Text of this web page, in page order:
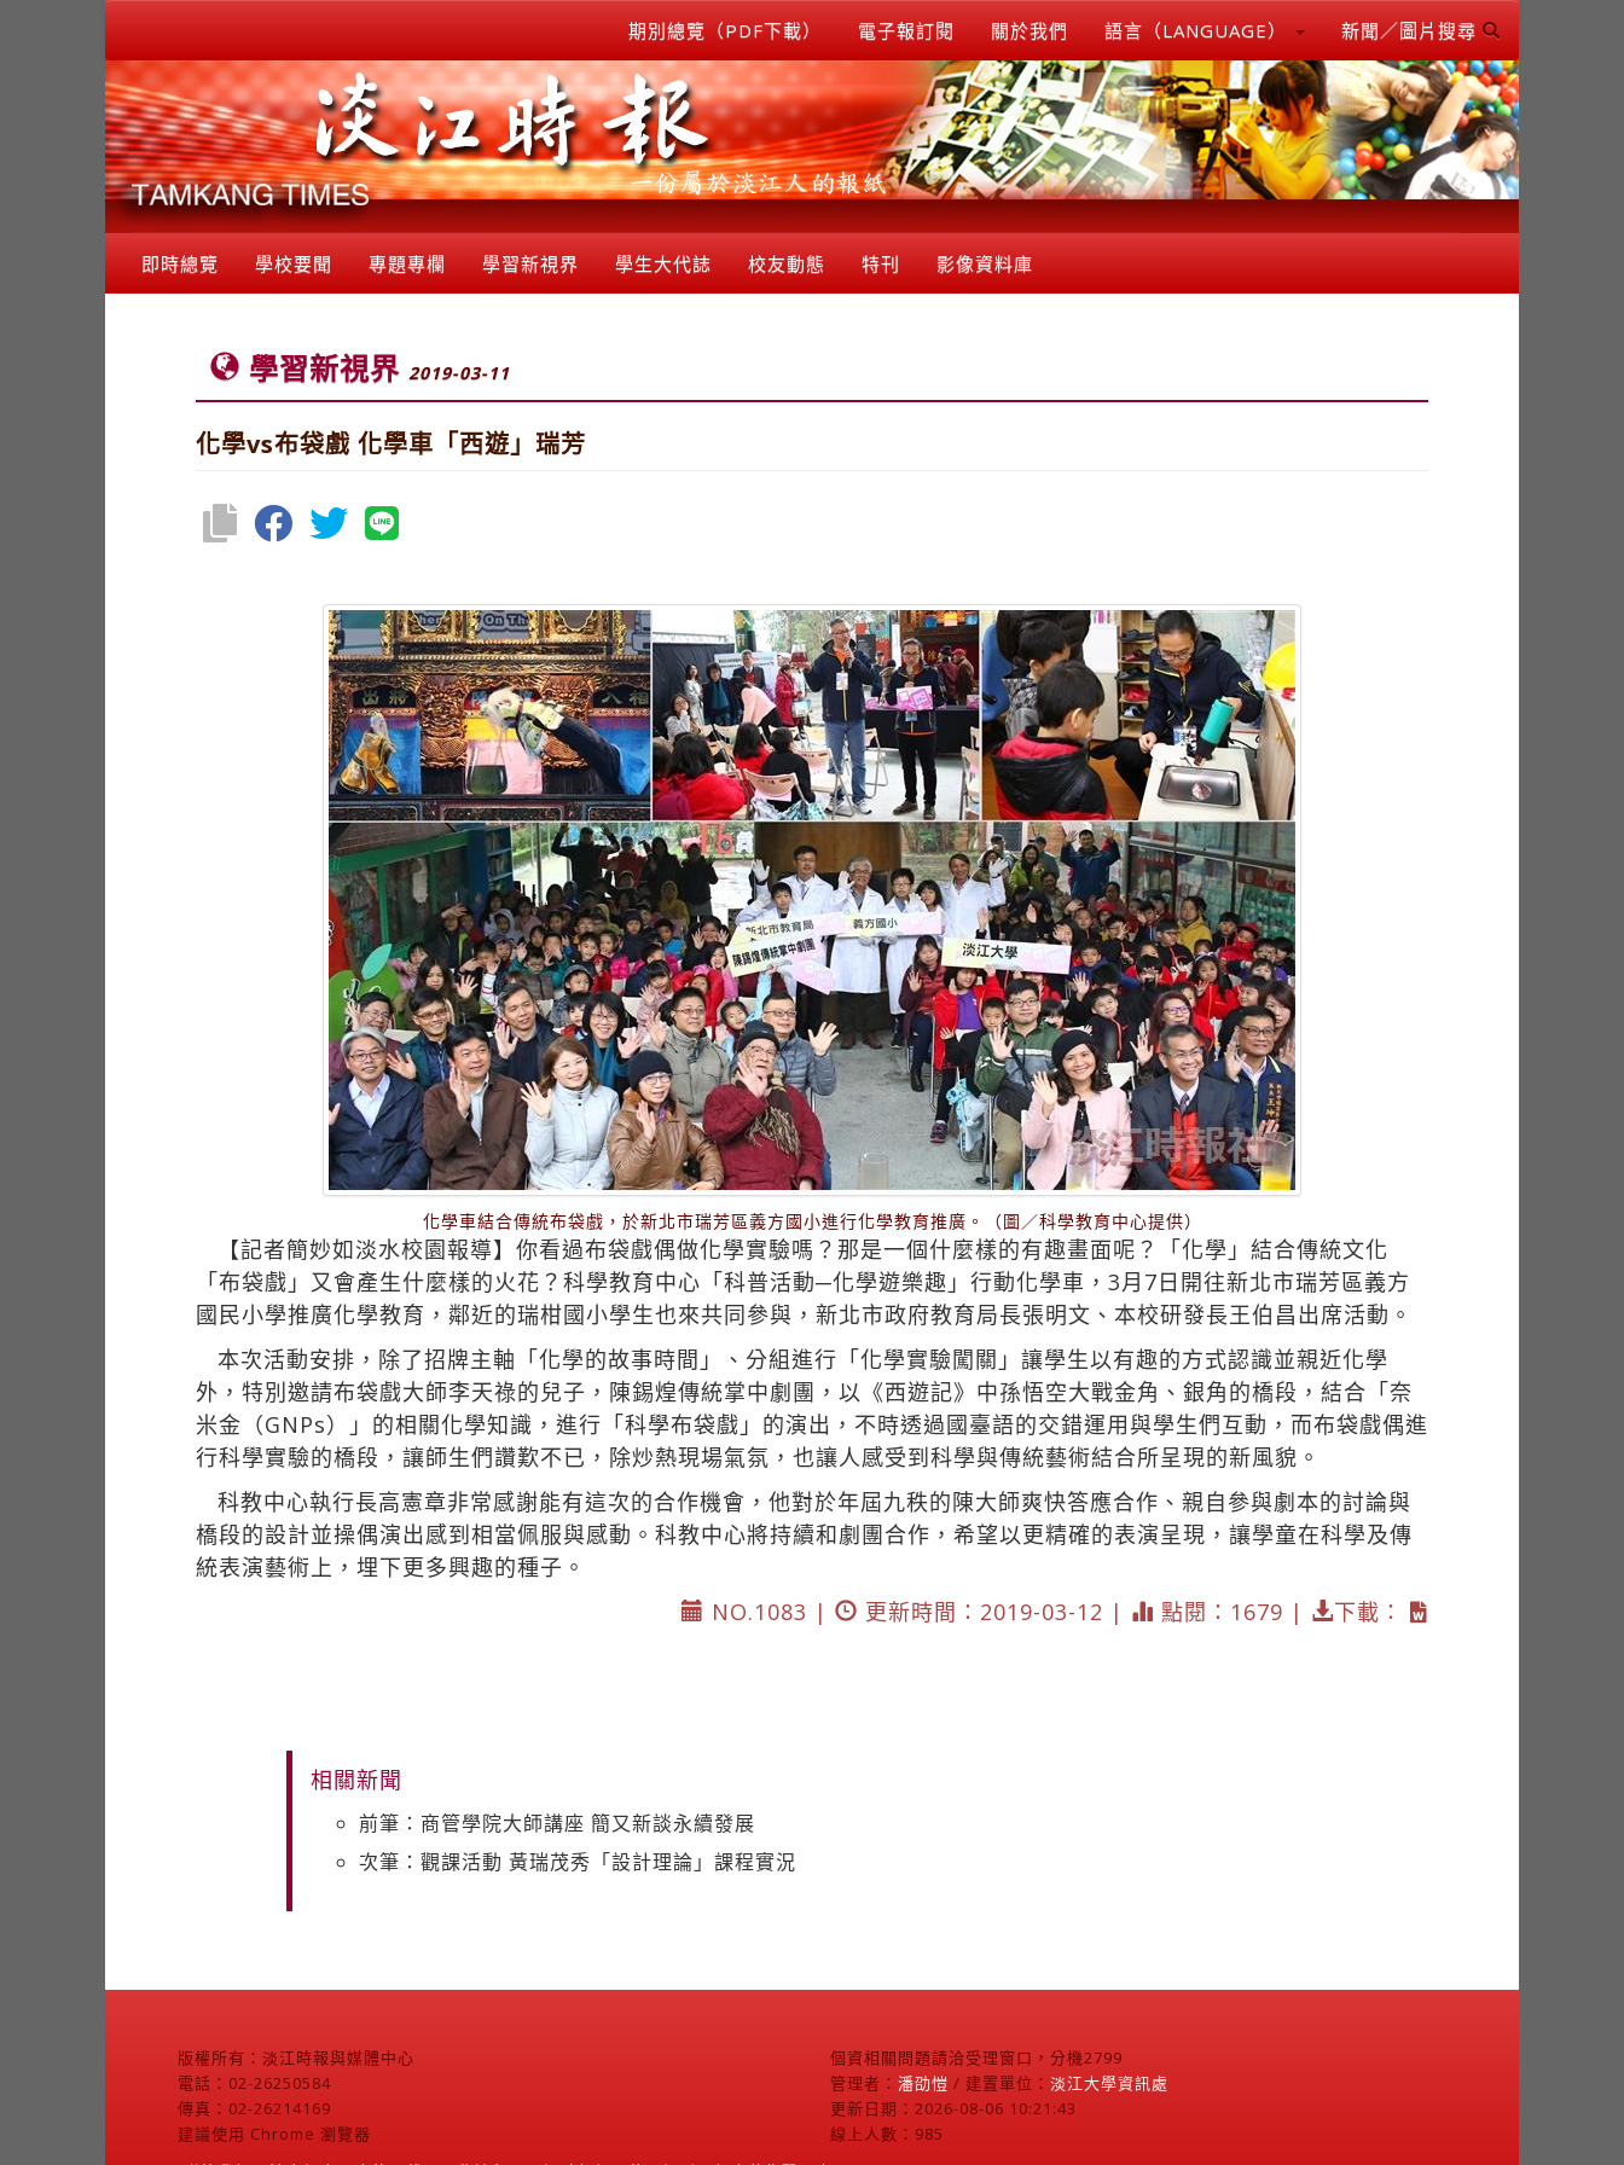
期別總覽（PDF下載） 電子報訂閱 關於我們 語言（LANGUAGE） 新聞／圖片搜尋
即時總覽 學校要聞 專題專欄 學習新視界 學生大代誌 校友動態 特刊 影像資料庫
學習新視界 2019-03-11
化學vs布袋戲 化學車「西遊」瑞芳
化學車結合傳統布袋戲，於新北市瑞芳區義方國小進行化學教育推廣。（圖／科學教育中心提供）
【記者簡妙如淡水校園報導】你看過布袋戲偶做化學實驗嗎？那是一個什麼樣的有趣畫面呢？「化學」結合傳統文化
「布袋戲」又會產生什麼樣的火花？科學教育中心「科普活動─化學遊樂趣」行動化學車，3月7日開往新北市瑞芳區義方
國民小學推廣化學教育，鄰近的瑞柑國小學生也來共同參與，新北市政府教育局長張明文、本校研發長王伯昌出席活動。
本次活動安排，除了招牌主軸「化學的故事時間」、分組進行「化學實驗闖關」讓學生以有趣的方式認識並親近化學
外，特別邀請布袋戲大師李天祿的兒子，陳錫煌傳統掌中劇團，以《西遊記》中孫悟空大戰金角、銀角的橋段，結合「奈
米金（GNPs）」的相關化學知識，進行「科學布袋戲」的演出，不時透過國臺語的交錯運用與學生們互動，而布袋戲偶進
行科學實驗的橋段，讓師生們讚歎不已，除炒熱現場氣氛，也讓人感受到科學與傳統藝術結合所呈現的新風貌。
科教中心執行長高憲章非常感謝能有這次的合作機會，他對於年屆九秩的陳大師爽快答應合作、親自參與劇本的討論與
橋段的設計並操偶演出感到相當佩服與感動。科教中心將持續和劇團合作，希望以更精確的表演呈現，讓學童在科學及傳
統表演藝術上，埋下更多興趣的種子。
NO.1083 |
更新時間：2019-03-12 | 點閱：1679 | 下載：
相關新聞
前筆：商管學院大師講座 簡又新談永續發展
次筆：觀課活動 黃瑞茂秀「設計理論」課程實況
版權所有：淡江時報與媒體中心
電話：02-26250584
傳真：02-26214169
建議使用 Chrome 瀏覽器
個資相關問題請洽受理窗口，分機2799
管理者： 潘劭愷 / 建置單位： 淡江大學資訊處
更新日期：2026-08-06 10:21:43
線上人數：985